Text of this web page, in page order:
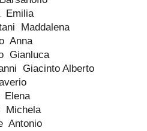
Maddalena
Anna
Gianluca
Giacinto Alberto
Antonio